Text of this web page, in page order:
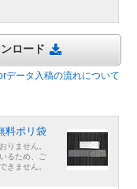
ロード
データ入稿の流れについて
料ポリ袋
りません。
るため、ご
きません。